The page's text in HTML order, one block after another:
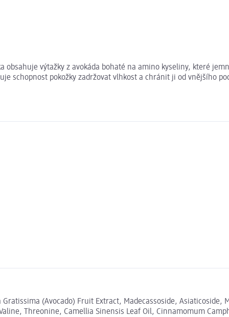
obsahuje výtažky z avokáda bohaté na amino kyseliny, které
schopnost pokožky zadržovat vlhkost a chránit ji od vnějšího
(Avocado) Fruit Extract, Madecassoside,
Threonine, Camellia Sinensis Leaf Oil, Cinnamomum